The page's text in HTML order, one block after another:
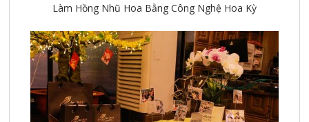
Làm Hồng Nhũ Hoa Bằng Công Nghệ Hoa Kỳ